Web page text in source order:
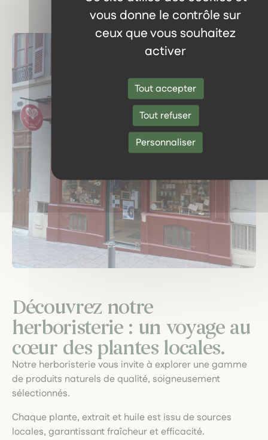
vous donne le contrôle sur
ceux que vous souhaitez
activer
Tout accepter
Tout refuser
Personnaliser
Découvrez notre
herboristerie : un voyage au
cœur des plantes locales.
Notre herboristerie vous invite à explorer une gamme
de produits naturels de qualité, soigneusement
sélectionnés.
Chaque plante, extrait et huile est issu de sources
locales, garantissant fraîcheur et efficacité.